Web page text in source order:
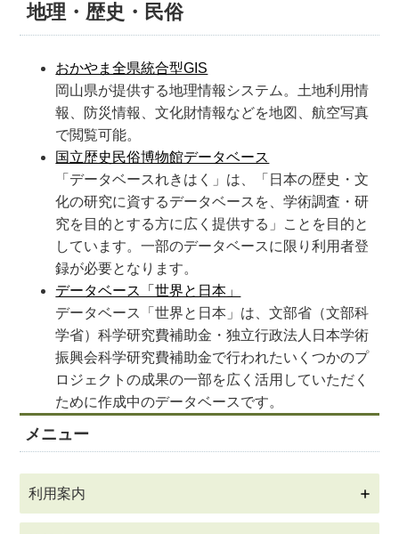
地理・歴史・民俗
おかやま全県統合型GIS
岡山県が提供する地理情報システム。土地利用情
報、防災情報、文化財情報などを地図、航空写真
で閲覧可能。
国立歴史民俗博物館データベース
「データベースれきはく」は、「日本の歴史・文
化の研究に資するデータベースを、学術調査・研
究を目的とする方に広く提供する」ことを目的と
しています。一部のデータベースに限り利用者登
録が必要となります。
データベース「世界と日本」
データベース「世界と日本」は、文部省（文部科
学省）科学研究費補助金・独立行政法人日本学術
振興会科学研究費補助金で行われたいくつかのプ
ロジェクトの成果の一部を広く活用していただく
ために作成中のデータベースです。
メニュー
利用案内